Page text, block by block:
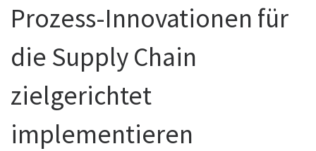
Prozess-Innovationen für
die Supply Chain
zielgerichtet
implementieren